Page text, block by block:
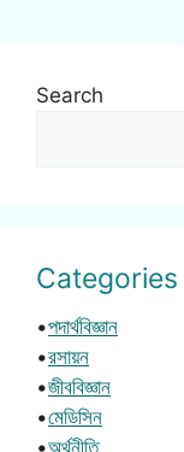
Search
Categories
•পদার্থবিজ্ঞান
•রসায়ন
•জীববিজ্ঞান
•মেডিসিন
•অর্থনীতি